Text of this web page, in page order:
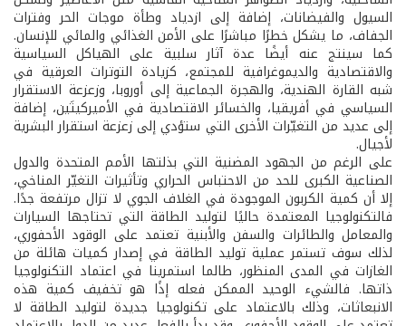
السيول والفيضانات، إضافة إلى ازدياد وطأة موجات الحر وفترات
الجفاف، ما يشكل خطرًا مباشرًا على الأمن الغذائي والمائي للإنسان.
كما سينتج عنه أيضًا عدة آثار سلبية على الهياكل السياسية
والاقتصادية والديموغرافية للمجتمع، كزيادة التوترات العرقية في
شبه القارة الهندية، والهجرة الجماعية إلى أوروبا، وزعزعة الاستقرار
السياسي في أفريقيا، والخسائر الاقتصادية في الأميركيتَين، إضافة
إلى عديد من التغيّرات الأخرى التي ستؤدي إلى زعزعة استقرار البشرية
لأجيال.
على الرغم من الجهود المضنية التي بذلتها الأمم المتحدة والدول
الصناعية الكبرى للحد من الاحتباس الحراري وتأثيرات التغيّر المناخي،
إلا أن كمية الكربون الموجودة في الغلاف الجوي لا تزال مرتفعة جدًا.
فالتكنولوجيا المعتمدة حاليًا لتوليد الطاقة التي تحتاجها السيارات
والمعامل والطائرات والسفن والأبنية تعتمد على الوقود الأحفوري،
لذلك سوف تستمر عملية توليد الطاقة في إصدار كميات هائلة من
الغازات في المدى المنظور، طالما استمرينا في اعتماد التكنولوجيا
ذاتها. فالشيء الوحيد الممكن فعله إذًا هو تخفيف كمية هذه
الانبعاثات، وذلك بالاعتماد على تكنولوجيا جديدة لتوليد الطاقة لا